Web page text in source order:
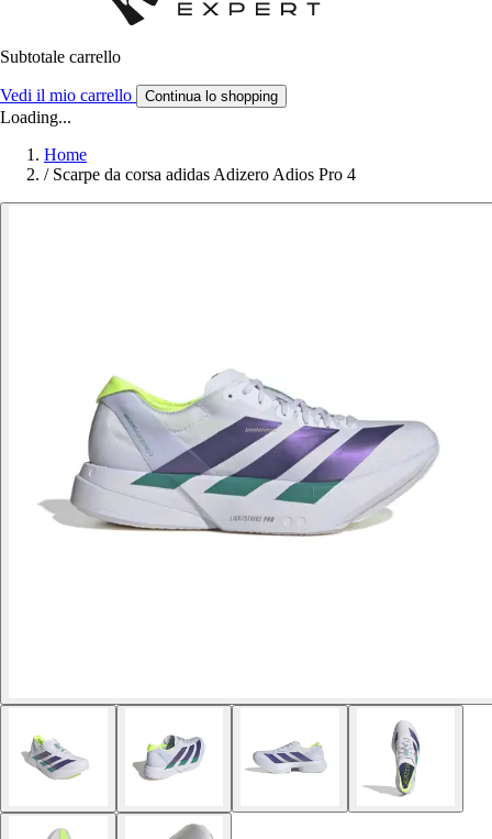
Subtotale carrello
Vedi il mio carrello Continua lo shopping
Loading...
Home
/ Scarpe da corsa adidas Adizero Adios Pro 4